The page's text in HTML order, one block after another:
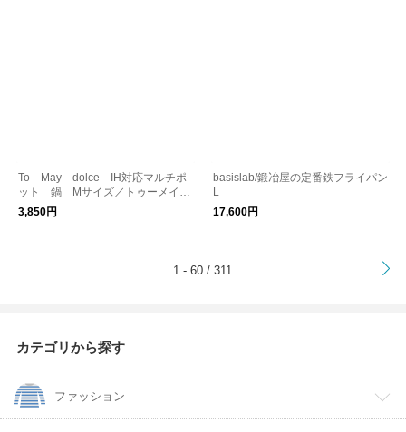
To May dolce IH対応マルチポ
ット 鍋 Mサイズ／トゥーメイ
ドルチェ
3,850円
basislab/鍛冶屋の定番鉄フライパン
L
17,600円
1 - 60 / 311
カテゴリから探す
ファッション